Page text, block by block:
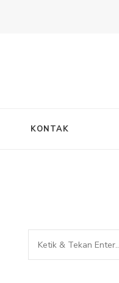
KONTAK
Mencari
Sesuatu?